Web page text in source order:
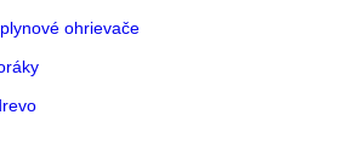
ohrievače